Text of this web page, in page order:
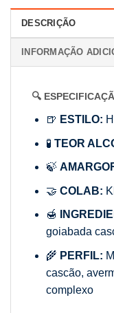
DESCRIÇÃO
INFORMAÇÃO
🔍
🍺 ESTILO:
🧪 TEOR
🍃
🤝 COLAB:
🍯
goiabada
🌾 PERFIL:
cascão,
complexo